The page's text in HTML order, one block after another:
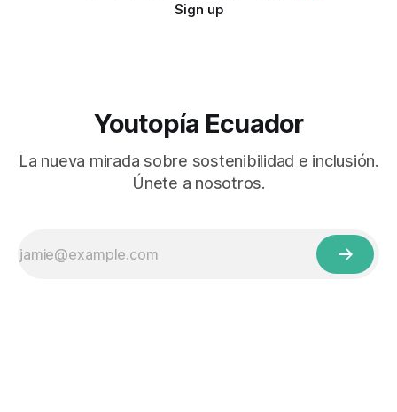
Sign up
Youtopía Ecuador
La nueva mirada sobre sostenibilidad e inclusión.
Únete a nosotros.